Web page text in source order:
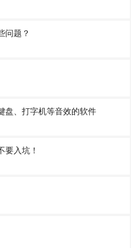
问题？
盘、打字机等音效的软件
要入坑！